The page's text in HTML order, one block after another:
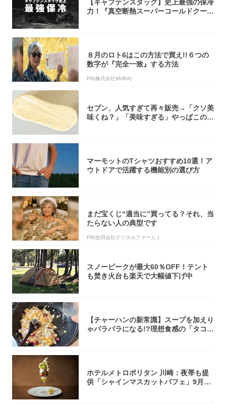
【キャプテンスタッグ】史上最強の保冷
力！『真空断熱スーパーコールドクーラ
８月のロト6はこの方法で買え!!６つの
数字が『完全一致』する方法
PR(株式会社MURA)
セブン、人気すぎて再々販売→「クソ美
味くね？」「美味すぎる」やっぱこのク
マーモットのTシャツおすすめ10選！ア
ウトドアで活躍する機能別の選び方
まだ宝くじ“適当に”買ってる？それ、当
たらない人の典型です
PR(合同会社デジタルファーム )
スノーピークが最大60％OFF！テント
も焚き火台も楽天で大幅値下げ中
【チャーハンの新常識】スープを加えり
ゃパラパラになる!?理想食感の「タコチ
ホテルメトロポリタン 川崎：夜帯も提
供「シャインマスカットパフェ」9月1